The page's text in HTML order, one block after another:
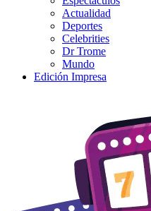
Actualidad
Deportes
Celebrities
Dr Trome
Mundo
Edición Impresa